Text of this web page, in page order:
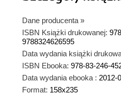
Dane producenta »
ISBN Książki drukowanej:
9788324626595
Data wydania książki
ISBN Ebooka: 978-83-246-
Data wydania ebooka : 2012-
Format: 158x235